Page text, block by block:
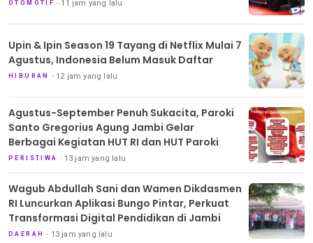
OTOMOTIF 11 jam yang lalu
Upin & Ipin Season 19 Tayang di Netflix Mulai 7
Agustus, Indonesia Belum Masuk Daftar
HIBURAN 12 jam yang lalu
Agustus-September Penuh Sukacita, Paroki
Santo Gregorius Agung Jambi Gelar
Berbagai Kegiatan HUT RI dan HUT Paroki
PERISTIWA 13 jam yang lalu
Wagub Abdullah Sani dan Wamen Dikdasmen
RI Luncurkan Aplikasi Bungo Pintar, Perkuat
Transformasi Digital Pendidikan di Jambi
DAERAH 13 jam yang lalu